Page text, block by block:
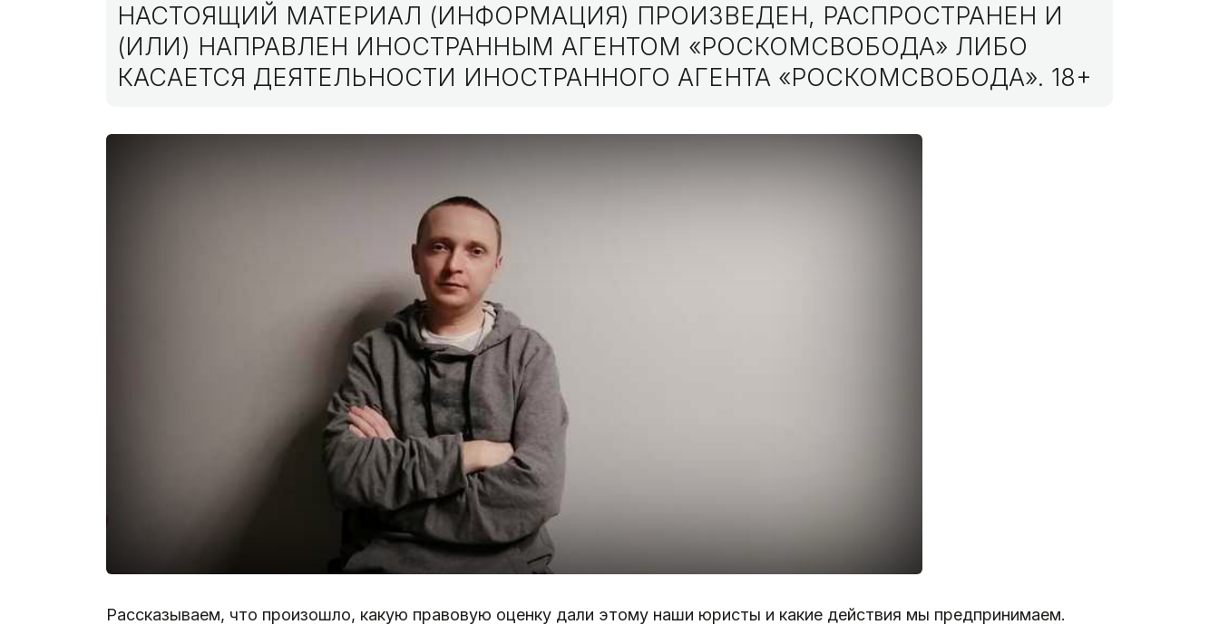
НАСТОЯЩИЙ МАТЕРИАЛ (ИНФОРМАЦИЯ) ПРОИЗВЕДЕН, РАСПРОСТРАНЕН И
(ИЛИ) НАПРАВЛЕН ИНОСТРАННЫМ АГЕНТОМ «РОСКОМСВОБОДА» ЛИБО
КАСАЕТСЯ ДЕЯТЕЛЬНОСТИ ИНОСТРАННОГО АГЕНТА «РОСКОМСВОБОДА». 18+
Рассказываем, что произошло, какую правовую оценку дали этому наши юристы и какие действия мы предпринимаем.